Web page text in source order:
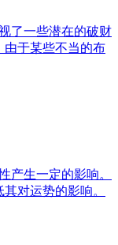
了一些潜在的破财
由于某些不当的布
产生一定的影响。
对运势的影响。